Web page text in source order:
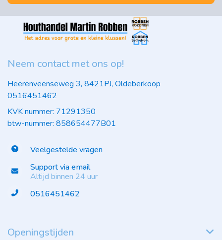
Neem contact met ons op!
Heerenveenseweg 3, 8421PJ, Oldeberkoop
0516451462
KVK nummer: 71291350
btw-nummer: 858654477B01
Veelgestelde vragen
Support via email
Altijd binnen 24 uur
0516451462
Openingstijden